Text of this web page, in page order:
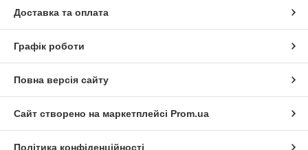
Доставка та оплата
Графік роботи
Повна версія сайту
Сайт створено на маркетплейсі Prom.ua
Політика конфіденційності